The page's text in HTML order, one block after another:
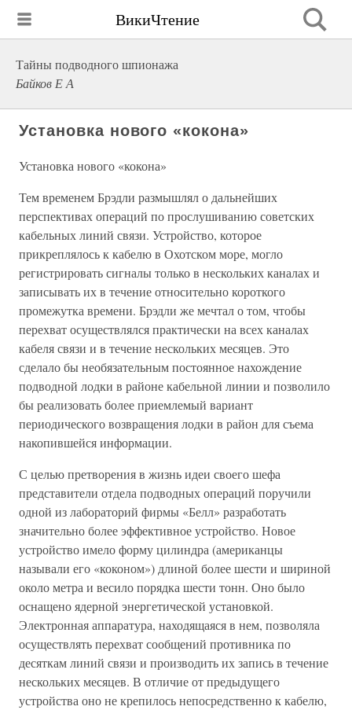
ВикиЧтение
Тайны подводного шпионажа
Байков Е А
Установка нового «кокона»
Установка нового «кокона»
Тем временем Брэдли размышлял о дальнейших
перспективах операций по прослушиванию советских
кабельных линий связи. Устройство, которое
прикреплялось к кабелю в Охотском море, могло
регистрировать сигналы только в нескольких каналах и
записывать их в течение относительно короткого
промежутка времени. Брэдли же мечтал о том, чтобы
перехват осуществлялся практически на всех каналах
кабеля связи и в течение нескольких месяцев. Это
сделало бы необязательным постоянное нахождение
подводной лодки в районе кабельной линии и позволило
бы реализовать более приемлемый вариант
периодического возвращения лодки в район для съема
накопившейся информации.
С целью претворения в жизнь идеи своего шефа
представители отдела подводных операций поручили
одной из лабораторий фирмы «Белл» разработать
значительно более эффективное устройство. Новое
устройство имело форму цилиндра (американцы
называли его «коконом») длиной более шести и шириной
около метра и весило порядка шести тонн. Оно было
оснащено ядерной энергетической установкой.
Электронная аппаратура, находящаяся в нем, позволяла
осуществлять перехват сообщений противника по
десяткам линий связи и производить их запись в течение
нескольких месяцев. В отличие от предыдущего
устройства оно не крепилось непосредственно к кабелю,